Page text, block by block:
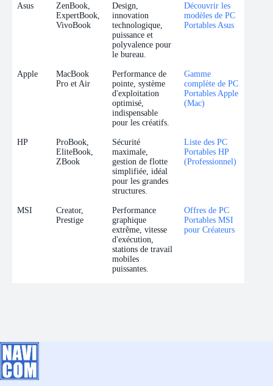
Asus
ZenBook,
ExpertBook,
VivoBook
Design,
innovation
technologique,
puissance et
polyvalence pour
le bureau.
Découvrir les
modèles de PC
Portables Asus
Apple
MacBook
Pro et Air
Performance de
pointe, système
d'exploitation
optimisé,
indispensable
pour les créatifs.
Gamme
complète de PC
Portables Apple
(Mac)
HP
ProBook,
EliteBook,
ZBook
Sécurité
maximale,
gestion de flotte
simplifiée, idéal
pour les grandes
structures.
Liste des PC
Portables HP
(Professionnel)
MSI
Creator,
Prestige
Performance
graphique
extrême, vitesse
d'exécution,
stations de travail
mobiles
puissantes.
Offres de PC
Portables MSI
pour Créateurs